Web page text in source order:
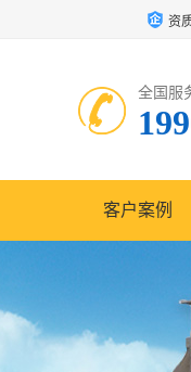
资
全国服
客户案例